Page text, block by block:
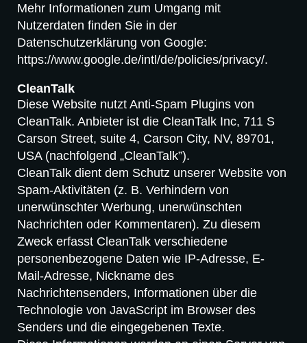
Mehr Informationen zum Umgang mit
Nutzerdaten finden Sie in der
Datenschutzerklärung von Google:
https://www.google.de/intl/de/policies/privacy/.
CleanTalk
Diese Website nutzt Anti-Spam Plugins von
CleanTalk. Anbieter ist die CleanTalk Inc, 711 S
Carson Street, suite 4, Carson City, NV, 89701,
USA (nachfolgend „CleanTalk”).
CleanTalk dient dem Schutz unserer Website von
Spam-Aktivitäten (z. B. Verhindern von
unerwünschter Werbung, unerwünschten
Nachrichten oder Kommentaren). Zu diesem
Zweck erfasst CleanTalk verschiedene
personenbezogene Daten wie IP-Adresse, E-
Mail-Adresse, Nickname des
Nachrichtensenders, Informationen über die
Technologie von JavaScript im Browser des
Senders und die eingegebenen Texte.